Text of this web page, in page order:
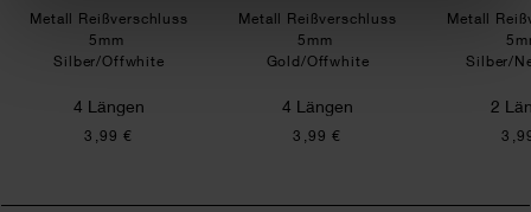
Metall Reißverschluss
5mm
Silber/Offwhite
4 Längen
3,99 €
Metall Reißverschluss
5mm
Gold/Offwhite
4 Längen
3,99 €
Metall
Silber/
2